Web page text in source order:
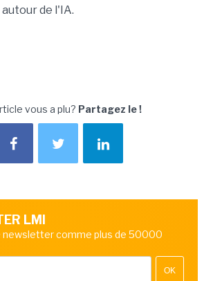
de l'IA.
vous a plu? Partagez le !
LMI
newsletter comme plus de 50000
OK